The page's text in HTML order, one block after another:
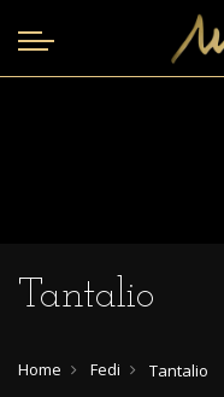
Tantalio
Home Fedi Tantalio